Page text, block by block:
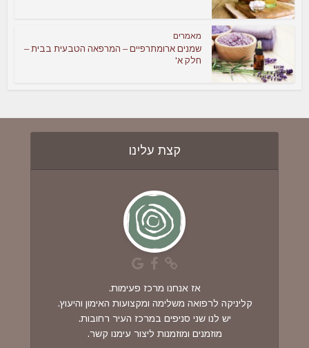
מאמרים
שמנים ארומתרפיים – המרפאה הטבעית בבית –
חלק א'
קצת עלינו
אז אנחנו מרכז פעימות.
קליניקה לרפואה משלימה ומקצועות האימון והיעוץ.
יש לנו שני סניפים במרכז העיר רחובות.
מוזמנים ומוזמנות ליצור עימנו קשר.